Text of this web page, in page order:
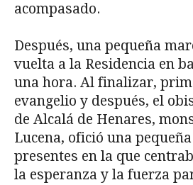
acompasado.
Después, una pequeña
vuelta a la Residencia en
una hora. Al finalizar,
evangelio y después, el
de Alcalá de Henares,
Lucena, ofició una
presentes en la que
la esperanza y la fuerza